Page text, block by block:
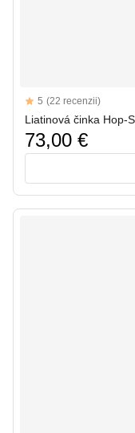
Reviews
5 out of 5 stars
5 (22 recenzii)
Liatinová činka Hop-
73,00 €